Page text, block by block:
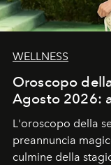
WELLNESS
Oroscopo
Agosto 2026:
L'oroscopo della
preannuncia
culmine della